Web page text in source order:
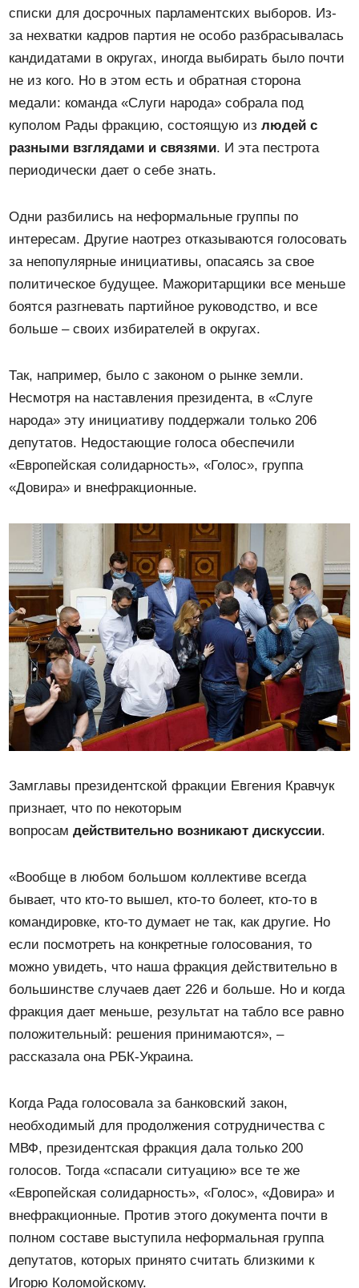
списки для досрочных парламентских выборов. Из-
за нехватки кадров партия не особо разбрасывалась
кандидатами в округах, иногда выбирать было почти
не из кого. Но в этом есть и обратная сторона
медали: команда «Слуги народа» собрала под
куполом Рады фракцию, состоящую излюдей с
разными взглядами и связями. И эта пестрота
периодически дает о себе знать.
Одни разбились на неформальные группы по
интересам. Другие наотрез отказываются голосовать
за непопулярные инициативы, опасаясь за свое
политическое будущее. Мажоритарщики все меньше
боятся разгневать партийное руководство, и все
больше – своих избирателей в округах.
Так, например, было с законом о рынке земли.
Несмотря на наставления президента, в «Слуге
народа» эту инициативу поддержали только 206
депутатов. Недостающие голоса обеспечили
«Европейская солидарность», «Голос», группа
«Довира» и внефракционные.
Замглавы президентской фракции Евгения Кравчук
признает, что по некоторым
вопросамдействительно возникают дискуссии.
«Вообще в любом большом коллективе всегда
бывает, что кто-то вышел, кто-то болеет, кто-то в
командировке, кто-то думает не так, как другие. Но
если посмотреть на конкретные голосования, то
можно увидеть, что наша фракция действительно в
большинстве случаев дает 226 и больше. Но и когда
фракция дает меньше, результат на табло все равно
положительный: решения принимаются», –
рассказала она РБК-Украина.
Когда Рада голосовала за банковский закон,
необходимый для продолжения сотрудничества с
МВФ, президентская фракция дала только 200
голосов. Тогда «спасали ситуацию» все те же
«Европейская солидарность», «Голос», «Довира» и
внефракционные. Против этого документа почти в
полном составе выступила неформальная группа
депутатов, которых принято считать близкими к
Игорю Коломойскому.